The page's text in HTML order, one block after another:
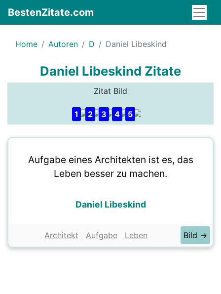
BestenZitate.com
Home Autoren D Daniel Libeskind
Daniel Libeskind Zitate
Zitat Bild
1 2 3 4 5
Aufgabe eines Architekten ist es, das
Leben besser zu machen.
Daniel Libeskind
Architekt Aufgabe Leben Bild →